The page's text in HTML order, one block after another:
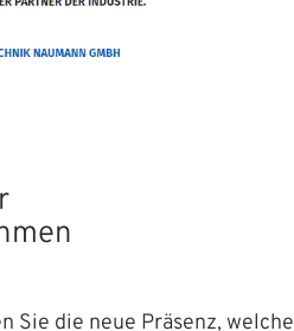
Sie die neue Präsenz, welche